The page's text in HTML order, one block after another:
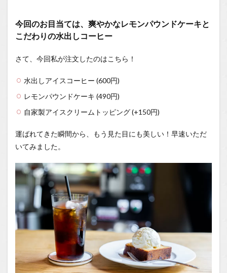
はいし
ゃの食
Tubeチ
ル
今回のお目当ては、爽やかなレモンパウンドケーキと
こだわりの水出しコーヒー
さて、今回私が注文したのはこちら！
水出しアイスコーヒー (600円)
レモンパウンドケーキ (490円)
自家製アイスクリームトッピング (+150円)
運ばれてきた瞬間から、もう見た目にも美しい！早速いただ
いてみました。